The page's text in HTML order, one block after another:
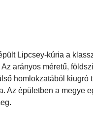
Lipcsey-kúria a
arányos méretű,
homlokzatából kiugró
Az épületben a megye